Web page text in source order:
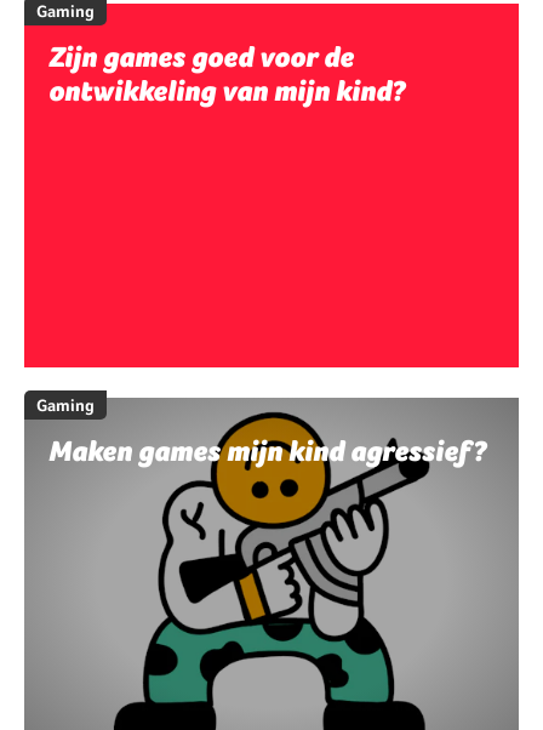
Gaming
Zijn games goed voor de
ontwikkeling van mijn kind?
Gaming
Maken games mijn kind agressief?